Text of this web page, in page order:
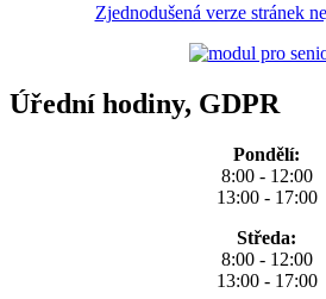
Zjednodušená verze stránek
Úřední hodiny, GDPR
Pondělí:
8:00 - 12:00
13:00 - 17:00
Středa:
8:00 - 12:00
13:00 - 17:00